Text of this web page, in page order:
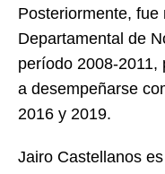
Posteriormente,
Departamental de
período 2008-2011,
a desempeñarse
2016 y 2019.
Jairo Castellanos